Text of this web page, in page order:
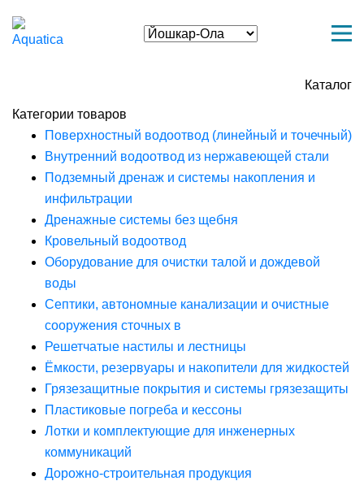
Каталог
Категории товаров
Поверхностный водоотвод (линейный и точечный)
Внутренний водоотвод из нержавеющей стали
Подземный дренаж и системы накопления и
инфильтрации
Дренажные системы без щебня
Кровельный водоотвод
Оборудование для очистки талой и дождевой
воды
Септики, автономные канализации и очистные
сооружения сточных в
Решетчатые настилы и лестницы
Ёмкости, резервуары и накопители для жидкостей
Грязезащитные покрытия и системы грязезащиты
Пластиковые погреба и кессоны
Лотки и комплектующие для инженерных
коммуникаций
Дорожно-строительная продукция